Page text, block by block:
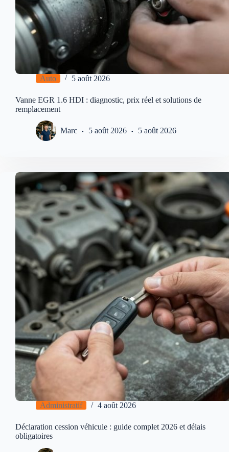
Auto 5 août 2026
Vanne EGR 1.6 HDI : diagnostic, prix réel et solutions de
remplacement
Marc 5 août 2026 5 août 2026
Administratif 4 août 2026
Déclaration cession véhicule : guide complet 2026 et délais
obligatoires